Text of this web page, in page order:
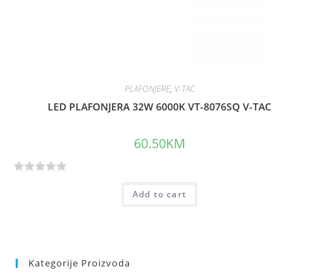
PLAFONJERE, V-TAC
LED PLAFONJERA 32W 6000K VT-8076SQ V-TAC
60.50KM
0
Add to cart
Kategorije Proizvoda